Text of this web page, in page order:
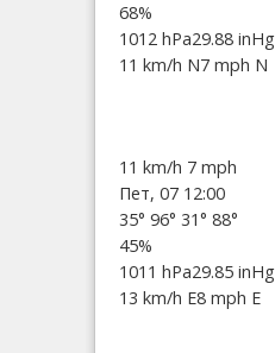
68%
1012 hPa29.88 inHg
11 km/h N7 mph N
11 km/h 7 mph
Пет, 07 12:00
35° 96° 31° 88°
45%
1011 hPa29.85 inHg
13 km/h E8 mph E